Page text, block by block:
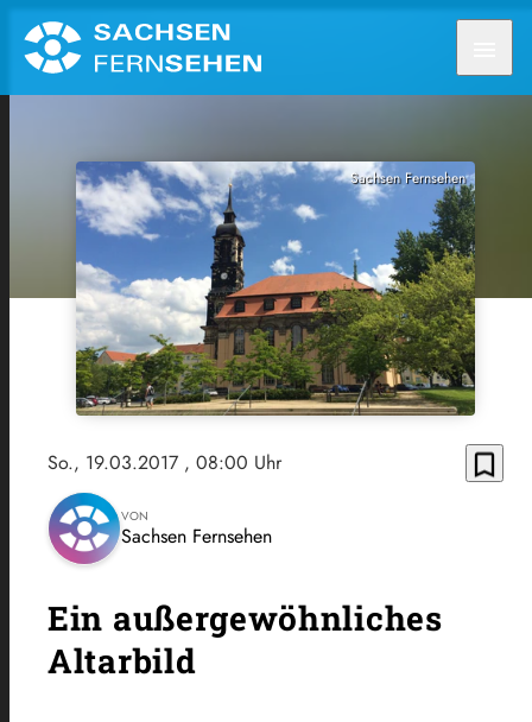
Sachsen Fernsehen
So., 19.03.2017 , 08:00 Uhr bookmark_border
VON
Sachsen Fernsehen
Ein außergewöhnliches
Altarbild